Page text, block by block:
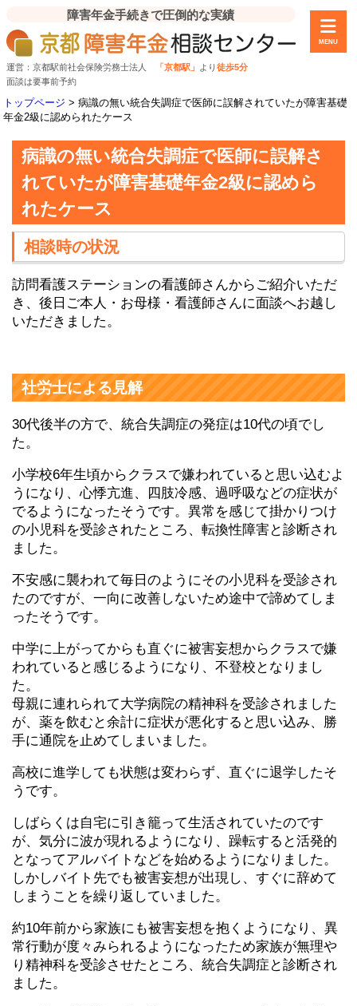
障害年金手続きで圧倒的な実績
運営：京都駅前社会保険労務士法人 「京都駅」 より徒歩5分
面談は要事前予約
MENU
トップページ >病識の無い統合失調症で医師に誤解されていたが障害基礎
年金2級に認められたケース
病識の無い統合失調症で医師に誤解さ
れていたが障害基礎年金2級に認めら
れたケース
相談時の状況
訪問看護ステーションの看護師さんからご紹介いただ
き、後日ご本人・お母様・看護師さんに面談へお越し
いただきました。
社労士による見解
30代後半の方で、統合失調症の発症は10代の頃でし
た。
小学校6年生頃からクラスで嫌われていると思い込むよ
うになり、心悸亢進、四肢冷感、過呼吸などの症状が
でるようになったそうです。異常を感じて掛かりつけ
の小児科を受診されたところ、転換性障害と診断され
ました。
不安感に襲われて毎日のようにその小児科を受診され
たのですが、一向に改善しないため途中で諦めてしま
ったそうです。
中学に上がってからも直ぐに被害妄想からクラスで嫌
われていると感じるようになり、不登校となりまし
た。
母親に連れられて大学病院の精神科を受診されました
が、薬を飲むと余計に症状が悪化すると思い込み、勝
手に通院を止めてしまいました。
高校に進学しても状態は変わらず、直ぐに退学したそ
うです。
しばらくは自宅に引き籠って生活されていたのです
が、気分に波が現れるようになり、躁転すると活発的
となってアルバイトなどを始めるようになりました。
しかしバイト先でも被害妄想が出現し、すぐに辞めて
しまうことを繰り返していました。
約10年前から家族にも被害妄想を抱くようになり、異
常行動が度々みられるようになったため家族が無理や
り精神科を受診させたところ、統合失調症と診断され
ました。